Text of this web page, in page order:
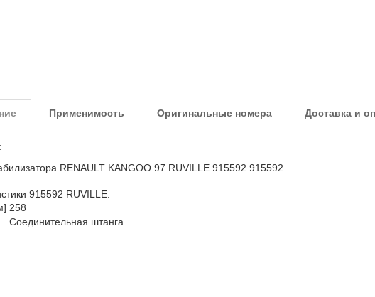
Применимость Оригинальные номера Доставка и
RENAULT KANGOO 97 RUVILLE 915592 915592
915592 RUVILLE:
258
Соединительная штанга